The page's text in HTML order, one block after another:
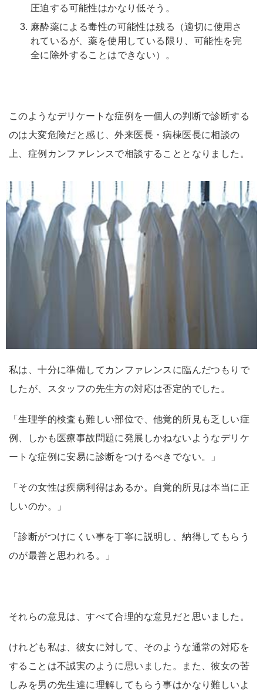
圧迫する可能性はかなり低そう。
麻酔薬による毒性の可能性は残る（適切に使用さ
れているが、薬を使用している限り、可能性を完
全に除外することはできない）。
このようなデリケートな症例を一個人の判断で診断する
のは大変危険だと感じ、外来医長・病棟医長に相談の
上、症例カンファレンスで相談することとなりました。
私は、十分に準備してカンファレンスに臨んだつもりで
したが、スタッフの先生方の対応は否定的でした。
「生理学的検査も難しい部位で、他覚的所見も乏しい症
例、しかも医療事故問題に発展しかねないようなデリケ
ートな症例に安易に診断をつけるべきでない。」
「その女性は疾病利得はあるか。自覚的所見は本当に正
しいのか。」
「診断がつけにくい事を丁寧に説明し、納得してもらう
のが最善と思われる。」
それらの意見は、すべて合理的な意見だと思いました。
けれども私は、彼女に対して、そのような通常の対応を
することは不誠実のように思いました。また、彼女の苦
しみを男の先生達に理解してもらう事はかなり難しいよ